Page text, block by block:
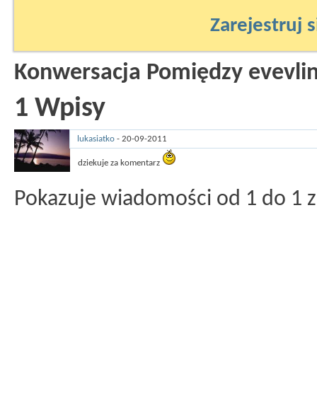
Zarejestruj
Konwersacja Pomiędzy
1 Wpisy
lukasiatko - 20-09-2011
dziekuje za komentarz
Pokazuje wiadomości od 1 do 1